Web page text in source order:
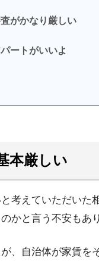
がかなり厳しい
ートがいいよ
本厳しい
考えていただいた
かと言う不安もあ
、自治体が家賃を